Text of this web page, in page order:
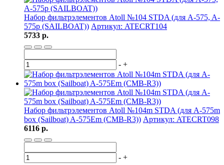
Набор фильтрэлементов Atoll №104 STDA (для A-575, A-
575p (SAILBOAT)) Артикул: ATECRT104
5733 р.
- +
Набор фильтрэлементов Atoll №104m STDA (для A-575m
box (Sailboat) A-575Em (CMB-R3)) Артикул: ATECRT098
6116 р.
- +